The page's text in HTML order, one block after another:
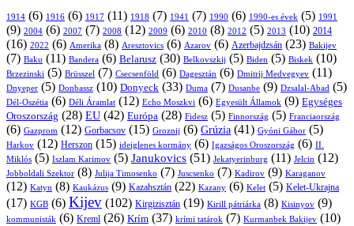
1914 (6) 1916 (6) 1917 (11) 1918 (7) 1941 (7) 1990 (6) 1990-es évek (5) 1991
(9) 2004 (6) 2007 (7) 2008 (12) 2009 (6) 2010 (8) 2012 (5) 2013 (10) 2014
(16) 2022 (6) Amerika (8) Aresztovics (6) Azarov (6) Azerbajdzsán (23) Bakijev
(7) Baku (11) Bandera (6) Belarusz (30) Belkovszkij (5) Biden (5) Biskek (10)
Brzezinski (5) Brüsszel (7) Csecsenföld (6) Dagesztán (6) Dmitrij Medvegyev (11)
Dnyeper (5) Donbassz (10) Donyeck (33) Duma (7) Dusanbe (9) Dzsalal-Abad (5)
Dél-Oszétia (6) Déli Áramlat (12) Echo Moszkvi (6) Egyesült Államok (9) Egységes
Oroszország (28) EU (42) Európa (28) Fidesz (5) Finnország (5) Franciaország
(6) Gazprom (12) Gorbacsov (15) Groznij (6) Grúzia (41) Gyóni Gábor (5)
Harkov (12) Herszon (15) ideiglenes kormány (6) Igazságos Oroszország (6) II.
Miklós (5) Iszlam Karimov (5) Janukovics (51) Jekatyerinburg (11) Jelcin (12)
Jobboldali Szektor (8) Julija Timosenko (7) Juscsenko (7) Kadirov (9) Karaganov
(12) Katyn (8) Kaukázus (9) Kazahsztán (22) Kazany (6) Kelet (5) Kelet-Ukrajna
(17) KGB (6) Kijev (102) Kirgizisztán (19) Kirill pátriárka (8) Kisinyov (9)
kommunisták (6) Kreml (26) Krím (37) krími tatárok (7) Kurmanbek Bakijev (10)